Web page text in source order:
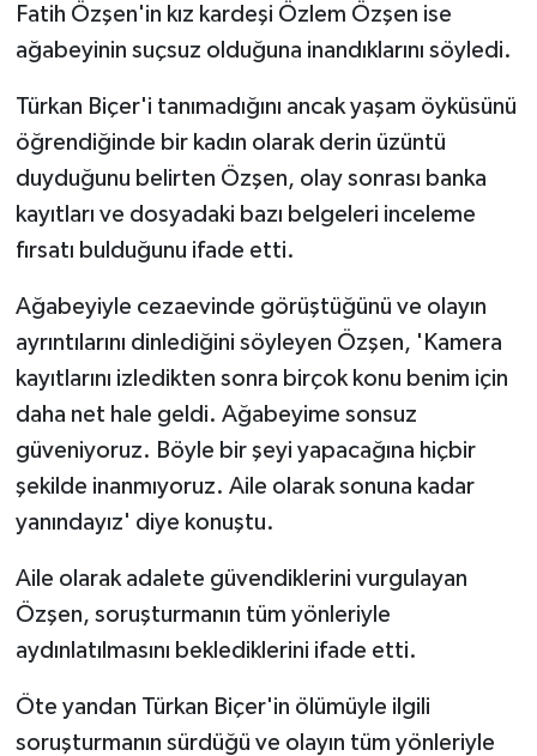
Fatih Özşen'in kız kardeşi Özlem Özşen ise
ağabeyinin suçsuz olduğuna inandıklarını söyledi.
Türkan Biçer'i tanımadığını ancak yaşam öyküsünü
öğrendiğinde bir kadın olarak derin üzüntü
duyduğunu belirten Özşen, olay sonrası banka
kayıtları ve dosyadaki bazı belgeleri inceleme
fırsatı bulduğunu ifade etti.
Ağabeyiyle cezaevinde görüştüğünü ve olayın
ayrıntılarını dinlediğini söyleyen Özşen, 'Kamera
kayıtlarını izledikten sonra birçok konu benim için
daha net hale geldi. Ağabeyime sonsuz
güveniyoruz. Böyle bir şeyi yapacağına hiçbir
şekilde inanmıyoruz. Aile olarak sonuna kadar
yanındayız' diye konuştu.
Aile olarak adalete güvendiklerini vurgulayan
Özşen, soruşturmanın tüm yönleriyle
aydınlatılmasını beklediklerini ifade etti.
Öte yandan Türkan Biçer'in ölümüyle ilgili
soruşturmanın sürdüğü ve olayın tüm yönleriyle